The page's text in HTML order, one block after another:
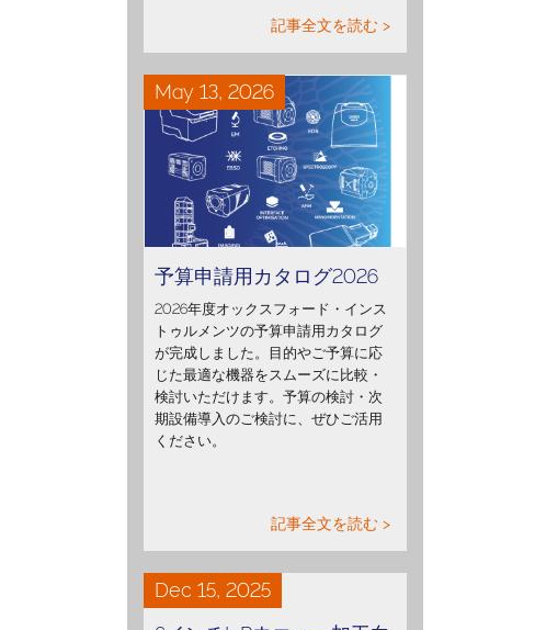
記事全文を読む >
May 13, 2026
予算申請用カタログ2026
2026年度オックスフォード・インス
トゥルメンツの予算申請用カタログ
が完成しました。目的やご予算に応
じた最適な機器をスムーズに比較・
検討いただけます。予算の検討・次
期設備導入のご検討に、ぜひご活用
ください。
記事全文を読む >
Dec 15, 2025